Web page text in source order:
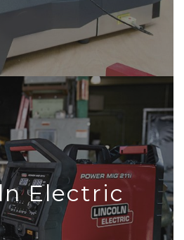
CATÁLOGOElectric